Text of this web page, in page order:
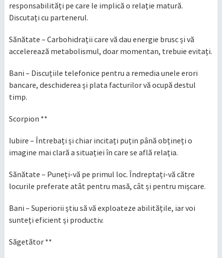
responsabilități pe care le implică o relație matură.
Discutați cu partenerul.
Sănătate – Carbohidrații care vă dau energie brusc și vă
accelerează metabolismul, doar momentan, trebuie evitați.
Bani – Discuțiile telefonice pentru a remedia unele erori
bancare, deschiderea și plata facturilor vă ocupă destul
timp.
Scorpion **
Iubire – Întrebați și chiar incitați puțin până obțineți o
imagine mai clară a situației în care se află relația.
Sănătate – Puneți-vă pe primul loc. Îndreptați-vă către
locurile preferate atât pentru masă, cât și pentru mișcare.
Bani – Superiorii știu să vă exploateze abilitățile, iar voi
sunteți eficient și productiv.
Săgetător **